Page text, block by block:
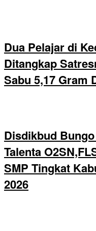
Dua Pelajar di
Ditangkap
Sabu 5,17 Gram
Disdikbud
Talenta
SMP Tingkat
2026